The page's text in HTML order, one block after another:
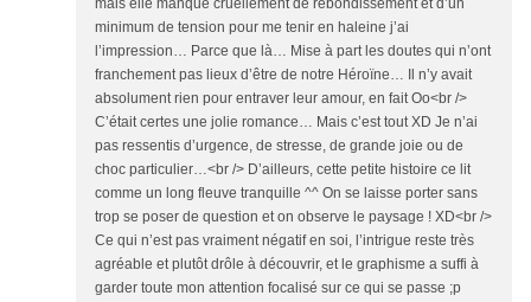
mais elle manque cruellement de rebondissement et d’un
minimum de tension pour me tenir en haleine j’ai
l’impression… Parce que là… Mise à part les doutes qui n’ont
franchement pas lieux d’être de notre Héroïne… Il n’y avait
absolument rien pour entraver leur amour, en fait Oo<br />
C’était certes une jolie romance… Mais c’est tout XD Je n’ai
pas ressentis d’urgence, de stresse, de grande joie ou de
choc particulier…<br /> D’ailleurs, cette petite histoire ce lit
comme un long fleuve tranquille ^^ On se laisse porter sans
trop se poser de question et on observe le paysage ! XD<br />
Ce qui n’est pas vraiment négatif en soi, l’intrigue reste très
agréable et plutôt drôle à découvrir, et le graphisme a suffi à
garder toute mon attention focalisé sur ce qui se passe ;p